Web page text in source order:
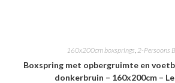
160x200cm boxsprings 2-Persoons
Boxspring met opbergruimte en
donkerbruin – 160x200cm –